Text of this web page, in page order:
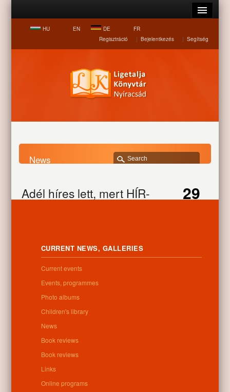
HU EN DE
FR
Regisztráció
| Bejelentkezés | Segítség
News
Adél híres lett, mert HÍR-
es volt
29
CURRENT NEWS, GALLERIES
Current events
Events, programmes
Photo albums
Children's library
News
Book reviews
Book reviews
Links
Online programs